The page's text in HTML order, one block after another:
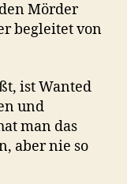
Mörder
begleitet von
ist Wanted
und
man das
aber nie so